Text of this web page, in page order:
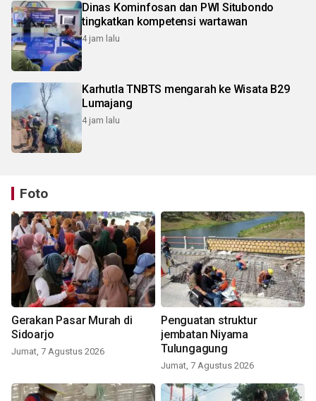
Dinas Kominfosan dan PWI Situbondo
tingkatkan kompetensi wartawan
4 jam lalu
Karhutla TNBTS mengarah ke Wisata B29
Lumajang
4 jam lalu
Foto
Gerakan Pasar Murah di
Sidoarjo
Jumat, 7 Agustus 2026
Penguatan struktur
jembatan Niyama
Tulungagung
Jumat, 7 Agustus 2026